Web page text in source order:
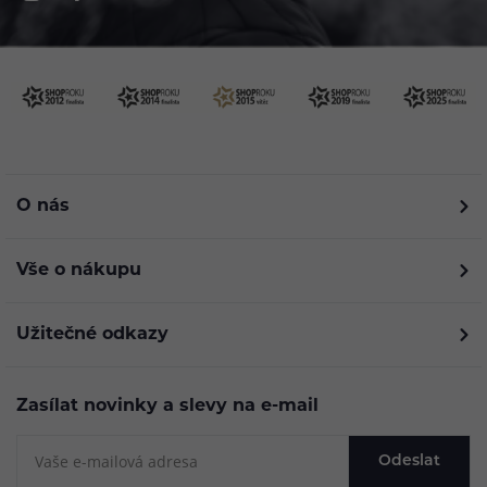
O nás
Vše o nákupu
Užitečné odkazy
Zasílat novinky a slevy na e-mail
Odeslat